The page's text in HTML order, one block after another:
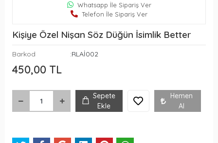
Whatsapp İle Sipariş Ver
Telefon İle Sipariş Ver
Kişiye Özel Nişan Söz Düğün İsimlik Better
Barkod :RLAİ002
450,00 TL
Sepete
Ekle
Hemen
Al